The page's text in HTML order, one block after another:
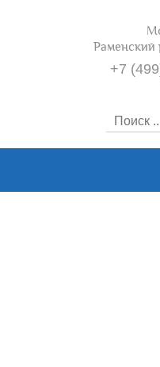
Раменский
+7